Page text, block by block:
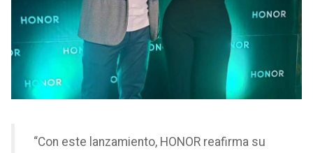
“Con este lanzamiento, HONOR reafirma su